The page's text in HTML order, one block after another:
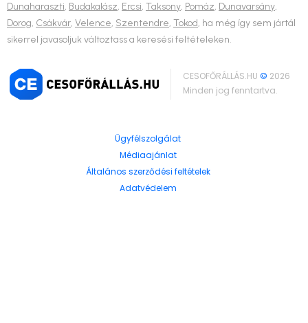
Dunaharaszti, Budakalász, Ercsi, Taksony, Pomáz, Dunavarsány,
Dorog, Csákvár, Velence, Szentendre, Tokod, ha még így sem jártál
sikerrel javasoljuk változtass a keresési feltételeken.
CESOFŐRÁLLÁS.HU© 2026
Minden jog fenntartva.
Ügyfélszolgálat
Médiaajánlat
Általános szerződési feltételek
Adatvédelem